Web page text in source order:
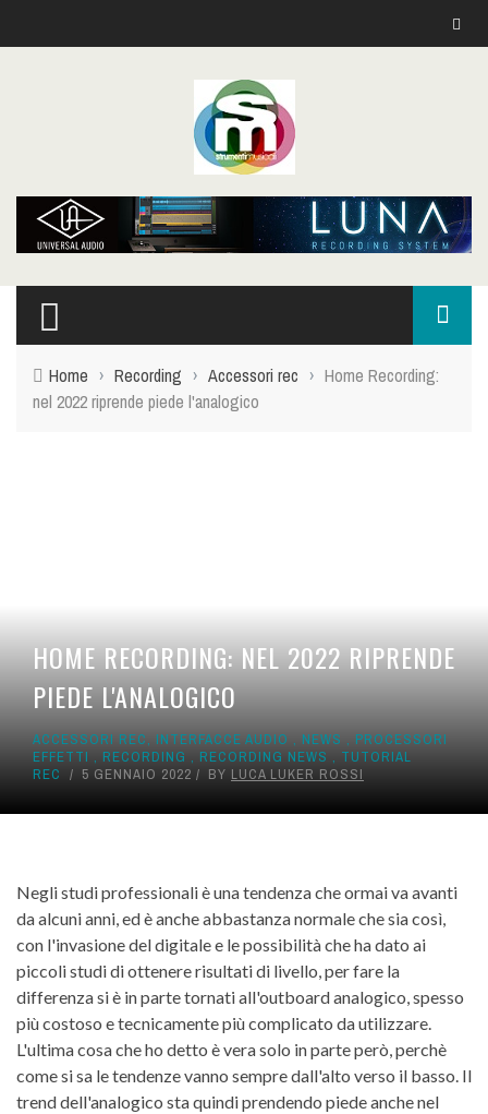
Home › Recording › Accessori rec › Home Recording:
nel 2022 riprende piede l'analogico
HOME RECORDING: NEL 2022 RIPRENDE
PIEDE L'ANALOGICO
ACCESSORI REC, INTERFACCE AUDIO , NEWS , PROCESSORI
EFFETTI , RECORDING , RECORDING NEWS , TUTORIAL
REC
5 GENNAIO 2022 BY LUCA LUKER ROSSI
Negli studi professionali è una tendenza che ormai va avanti
da alcuni anni, ed è anche abbastanza normale che sia così,
con l'invasione del digitale e le possibilità che ha dato ai
piccoli studi di ottenere risultati di livello, per fare la
differenza si è in parte tornati all'outboard analogico, spesso
più costoso e tecnicamente più complicato da utilizzare.
L'ultima cosa che ho detto è vera solo in parte però, perchè
come si sa le tendenze vanno sempre dall'alto verso il basso. Il
trend dell'analogico sta quindi prendendo piede anche nel